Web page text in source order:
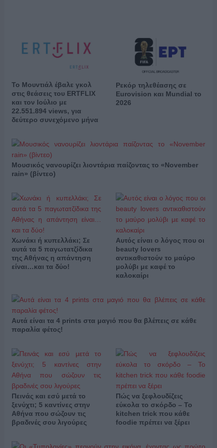
Το Μουντιάλ έβαλε γκολ
στις θεάσεις του ERTFLIX
και τον Ιούλιο με
22.551.894 views, για
δεύτερο συνεχόμενο μήνα
Ρεκόρ τηλεθέασης σε
Eurovision και Mundial το
2026
Μουσικός νανουρίζει λιοντάρια παίζοντας το «November
rain» (βίντεο)
Χωνάκι ή κυπελλάκι; Σε
αυτά τα 5 παγωτατζίδικα
της Αθήνας η απάντηση
είναι…και τα δύο!
Αυτός είναι ο λόγος που οι
beauty lovers
αντικαθιστούν το μαύρο
μολύβι με καφέ το
καλοκαίρι
Αυτά είναι τα 4 prints στα μαγιό που θα βλέπεις σε κάθε
παραλία φέτος!
Πεινάς και εσύ μετά το
ξενύχτι; 5 καντίνες στην
Αθήνα που σώζουν τις
βραδινές σου λιγούρες
Πώς να ξεφλουδίζεις
εύκολα το σκόρδο – Το
kitchen trick που κάθε
foodie πρέπει να ξέρει